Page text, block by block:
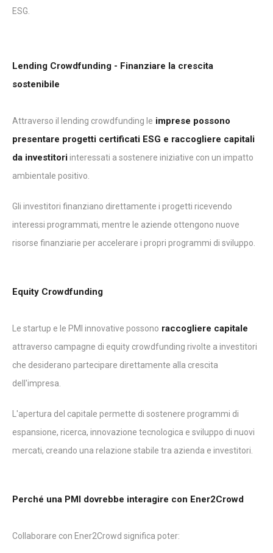
ESG.
Lending Crowdfunding - Finanziare la crescita
sostenibile
Attraverso il lending crowdfunding le imprese possono
presentare progetti certificati ESG e raccogliere capitali
da investitoriinteressati a sostenere iniziative con un impatto
ambientale positivo.
Gli investitori finanziano direttamente i progetti ricevendo
interessi programmati, mentre le aziende ottengono nuove
risorse finanziarie per accelerare i propri programmi di sviluppo.
Equity Crowdfunding
Le startup e le PMI innovative possono raccogliere capitale
attraverso campagne di equity crowdfunding rivolte a investitori
che desiderano partecipare direttamente alla crescita
dell'impresa.
L'apertura del capitale permette di sostenere programmi di
espansione, ricerca, innovazione tecnologica e sviluppo di nuovi
mercati, creando una relazione stabile tra azienda e investitori.
Perché una PMI dovrebbe interagire con Ener2Crowd
Collaborare con Ener2Crowd significa poter: